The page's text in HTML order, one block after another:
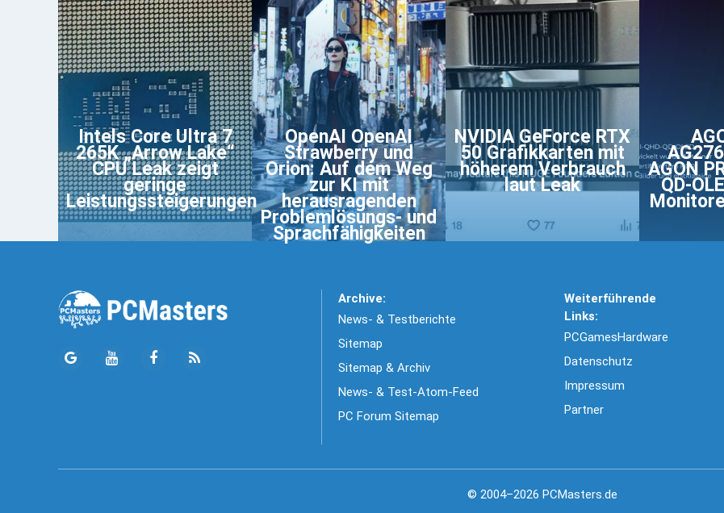
Intels Core Ultra 7
265K „Arrow Lake“
CPU Leak zeigt
geringe
Leistungssteigerungen
OpenAI OpenAI
Strawberry und
Orion: Auf dem Weg
zur KI mit
herausragenden
Problemlösungs- und
Sprachfähigkeiten
NVIDIA GeForce RTX
50 Grafikkarten mit
höherem Verbrauch
laut Leak
AGON
QD-
Archive:
News- & Testberichte
Sitemap
Sitemap & Archiv
News- & Test-Atom-Feed
PC Forum Sitemap
Weiterführende
Links:
PCGamesHardware
Datenschutz
Impressum
Partner
© 2004–2026 PCMasters.de